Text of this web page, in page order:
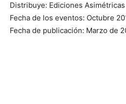
Distribuye: Ediciones Asimétricas
Fecha de los eventos: Octubre
Fecha de publicación: Marzo de